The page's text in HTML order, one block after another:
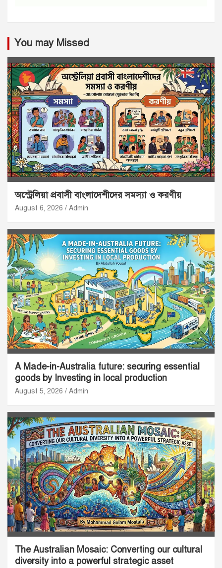
You may Missed
অস্ট্রেলিয়া প্রবাসী বাংলাদেশীদের সমস্যা ও করণীয়
August 6, 2026 Admin
A Made-in-Australia future: securing essential
goods by Investing in local production
August 5, 2026 Admin
The Australian Mosaic: Converting our cultural
diversity into a powerful strategic asset